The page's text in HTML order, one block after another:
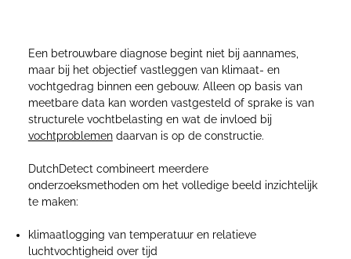
Een betrouwbare diagnose begint niet bij aannames,
maar bij het objectief vastleggen van klimaat- en
vochtgedrag binnen een gebouw. Alleen op basis van
meetbare data kan worden vastgesteld of sprake is van
structurele vochtbelasting en wat de invloed bij
vochtproblemendaarvan is op de constructie.
DutchDetect combineert meerdere
onderzoeksmethoden om het volledige beeld inzichtelijk
te maken:
klimaatlogging van temperatuur en relatieve
luchtvochtigheid over tijd